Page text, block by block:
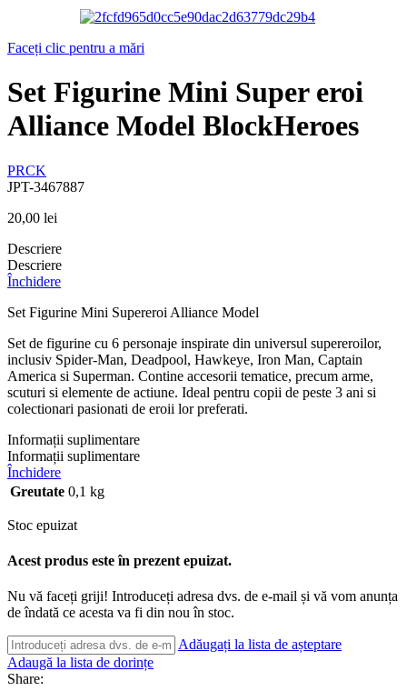
Faceți clic pentru a mări
Set Figurine Mini Super eroi
Alliance Model BlockHeroes
PRCK
JPT-3467887
20,00 lei
Descriere
Descriere
Închidere
Set Figurine Mini Supereroi Alliance Model
Set de figurine cu 6 personaje inspirate din universul supereroilor,
inclusiv Spider-Man, Deadpool, Hawkeye, Iron Man, Captain
America si Superman. Contine accesorii tematice, precum arme,
scuturi si elemente de actiune. Ideal pentru copii de peste 3 ani si
colectionari pasionati de eroii lor preferati.
Informații suplimentare
Informații suplimentare
Închidere
Greutate 0,1 kg
Stoc epuizat
Acest produs este în prezent epuizat.
Nu vă faceți griji! Introduceți adresa dvs. de e-mail și vă vom anunța
de îndată ce acesta va fi din nou în stoc.
Adăugați la lista de așteptare
Adaugă la lista de dorințe
Share: